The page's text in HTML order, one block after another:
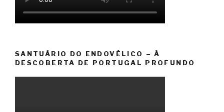
SANTUÁRIO DO ENDOVÉLICO – À
DESCOBERTA DE PORTUGAL PROFUNDO